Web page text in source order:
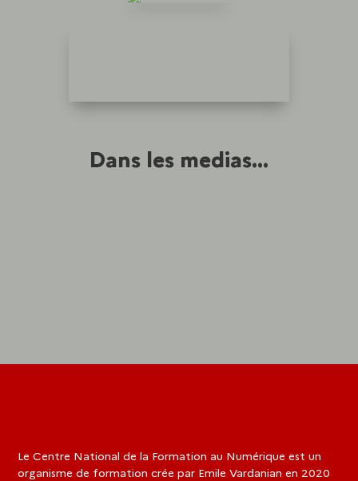
Dans les medias...
Le Centre National de la Formation au Numérique est un
organisme de formation crée par Emile Vardanian en 2020